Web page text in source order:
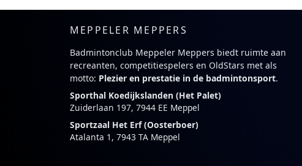
MEPPELER MEPPERS
Badmintonclub Meppeler Meppers biedt ruimte aan
recreanten, competitiespelers en OldStars met als
motto: Plezier en prestatie in de badmintonsport.
Sporthal Koedijkslanden (Het Palet)
Zuiderlaan 197, 7944 EE Meppel
Sportzaal Het Erf (Oosterboer)
Atalanta 1, 7943 TA Meppel